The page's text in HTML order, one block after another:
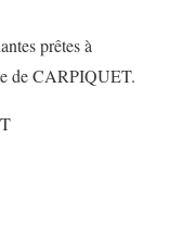
prêtes à
de CARPIQUET.